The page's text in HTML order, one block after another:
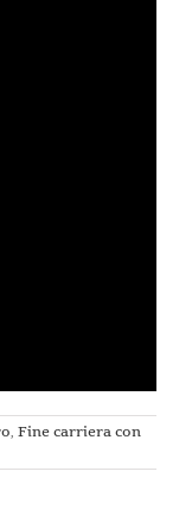
, Fine carriera con